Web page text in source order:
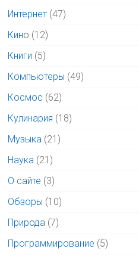
Интернет (47)
Кино (12)
Книги (5)
Компьютеры (49)
Космос (62)
Кулинария (18)
Музыка (21)
Наука (21)
О сайте (3)
Обзоры (10)
Природа (7)
Программирование (5)